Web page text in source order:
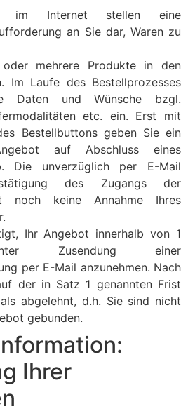
im Internet stellen eine
an Sie dar, Waren zu
mehrere Produkte in den
Im Laufe des Bestellprozesses
Daten und Wünsche bzgl.
etc. ein. Erst mit
Bestellbuttons geben Sie ein
auf Abschluss eines
Die unverzüglich per E-Mail
des Zugangs der
noch keine Annahme Ihres
Ihr Angebot innerhalb von 1
Zusendung einer
per E-Mail anzunehmen. Nach
der in Satz 1 genannten Frist
abgelehnt, d.h. Sie sind nicht
gebunden.
Ihrer